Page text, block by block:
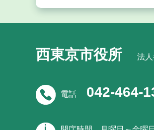
西東京市役所 法
電話 042-464-